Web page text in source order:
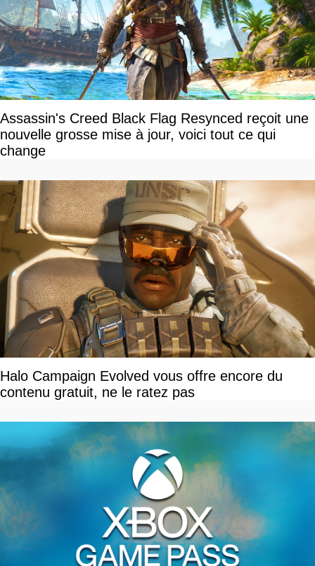
Assassin's Creed Black Flag Resynced reçoit une
nouvelle grosse mise à jour, voici tout ce qui
change
Halo Campaign Evolved vous offre encore du
contenu gratuit, ne le ratez pas